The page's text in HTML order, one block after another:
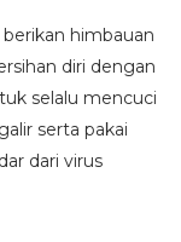
himbauan
diri dengan
selalu mencuci
serta pakai
dari virus